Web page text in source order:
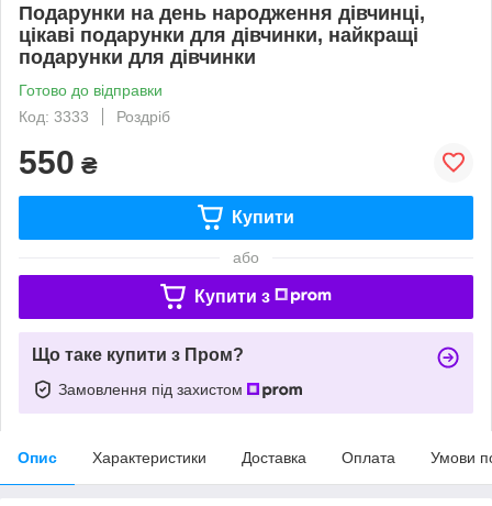
Подарунки на день народження дівчинці,
цікаві подарунки для дівчинки, найкращі
подарунки для дівчинки
Готово до відправки
Код: 3333
Роздріб
550 ₴
Купити
або
Купити з
Що таке купити з Пром?
Замовлення під захистом
Опис Характеристики Доставка Оплата Умови